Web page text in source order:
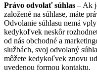
Právo odvolať súhlas – Ak
založené na súhlase, máte
Odvolanie súhlasu nemá
kedykoľvek neskôr
od nás obchodné a
službách, svoj odvolaný
môžete kedykoľvek znovu
uvedenou formou kontaktu.